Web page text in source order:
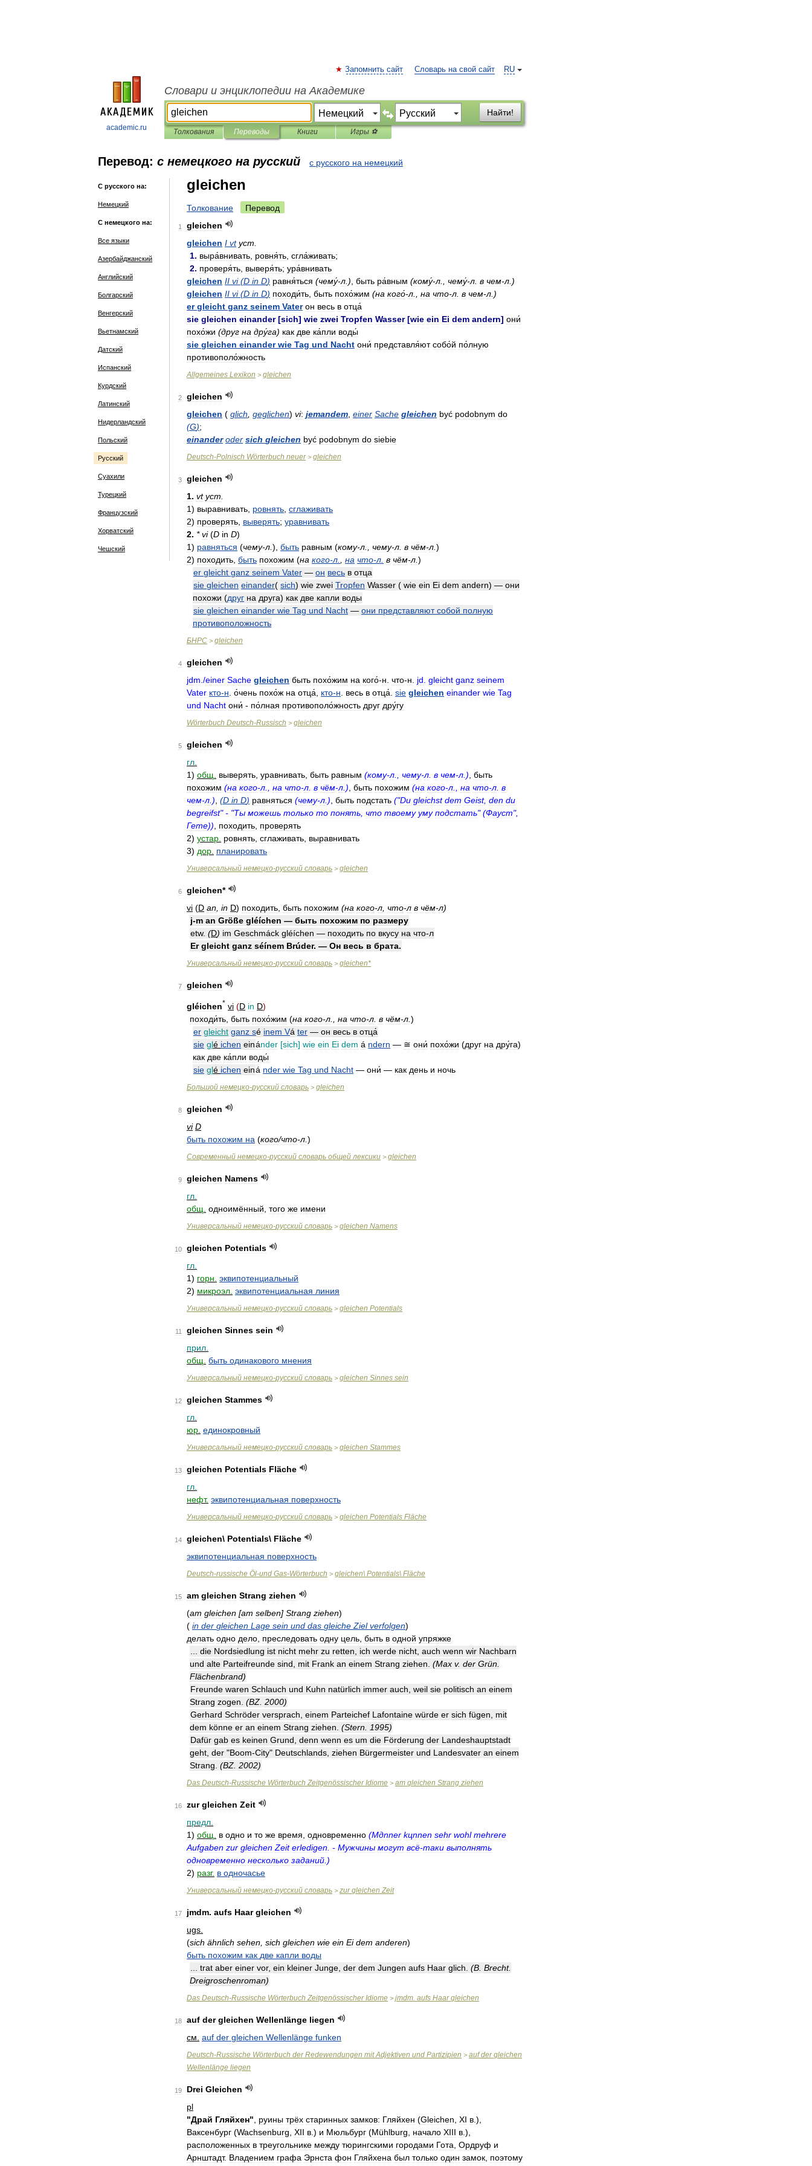
academic.ru
RU
Запомнить сайт Словарь на свой сайт
Словари и энциклопедии на Академике
Найти!
Толкования Переводы Книги Игры ⚽
Перевод: с немецкого на русский с русского на немецкий
С русского на:
Немецкий
С немецкого на:
Все языки
Азербайджанский
Английский
Болгарский
Венгерский
Вьетнамский
Датский
Испанский
Курдский
Латинский
Нидерландский
Польский
Русский
Суахили
Турецкий
Французский
Хорватский
Чешский
gleichen
Толкование Перевод
1
gleichen
gleichen I vt уст
1. выра́внивать ровня́ть сгла́живать;
2. проверя́ть выверя́ть; ура́внивать
gleichen II vi(D in D) равня́ться (чему́-л .) быть ра́вным (кому́-л чему́-л в чем-л .)
gleichen II vi(D in D) походи́ть быть похо́жим (на кого́-л на что-л в чем-л .)
er gleicht ganz seinem Vater он весь в отца́
sie gleichen einander[sich] wie zwei Tropfen Wasser[wie ein Ei dem andern] они́
похо́жи (друг на дру́га) как две ка́пли воды́
sie gleichen einander wie Tag und Nacht они́ представля́ют собо́й по́лную
противополо́жность
Allgemeines Lexikon > gleichen
2
gleichen
gleichen ( glich geglichen) vi: jemandem einer Sache gleichen być podobnym do
(G);
einander oder sich gleichen być podobnym do siebie
Deutsch-Polnisch Wörterbuch neuer> gleichen
3
gleichen
1. vt уст
1) выравнивать ровнять сглаживать
2) проверять выверять; уравнивать
2. *vi(D in D)
1) равняться (чему-л ) быть равным (кому-л чему-л в чём-л )
2) походить быть похожим (на кого-л на что-л в чём-л )
er gleicht ganz seinem Vater — он весь в отца
sie gleichen einander( sich) wie zwei Tropfen Wasser ( wie ein Ei dem andern) — они
похожи (друг на друга) как две капли воды
sie gleichen einander wie Tag und Nacht — они представляют собой полную
противоположность
БНРС > gleichen
4
gleichen
jdm ./einer Sache gleichen быть похо́жим на кого́-н что-н jd gleicht ganz seinem
Vater кто-н о́чень похо́ж на отца́ кто-н весь в отца́ sie gleichen einander wie Tag
und Nacht они́ - по́лная противополо́жность друг дру́гу
Wörterbuch Deutsch-Russisch > gleichen
5
gleichen
гл
1) общ выверять уравнивать быть равным (кому-л чему-л в чем-л .) быть
похожим (на кого-л на что-л в чём-л .) быть похожим (на кого-л на что-л в
чем-л .) (D in D) равняться (чему-л .) быть подстать ("Du gleichst dem Geist, den du
begreifst" - "Ты можешь только то понять что твоему уму подстать" (Фауст",
Гете)) походить проверять
2) устар ровнять сглаживать выравнивать
3) дор планировать
Универсальный немецко-русский словарь > gleichen
6 gleichen*
vi (D an in D) походить быть похожим (на кого-л что-л в чём-л)
j-m an Größe gléíchen — быть похожим по размеру
etw. (D) im Geschmáck gléíchen — походить по вкусу на что-л
Er gleicht ganz séínem Brúder. — Он весь в брата.
Универсальный немецко-русский словарь > gleichen*
7 gleichen
gléichen* vi (D in D)
походи́ть быть похо́жим (на кого-л на что-л в чём-л )
er gleicht ganz sé inem Vá ter — он весь в отца́
sie glé ichen einánder [sich] wie ein Ei dem á ndern — ≅ они́ похо́жи (друг на дру́га)
как две ка́пли воды́
sie glé ichen einá nder wie Tag und Nacht — они́ — как день и ночь
Большой немецко-русский словарь > gleichen
8
gleichen
vi D
быть похожим на (кого/что-л )
Современный немецко-русский словарь общей лексики > gleichen
9 gleichen Namens
гл
общ одноимённый того же имени
Универсальный немецко-русский словарь > gleichen Namens
10 gleichen Potentials
гл
1) горн эквипотенциальный
2) микроэл эквипотенциальная линия
Универсальный немецко-русский словарь > gleichen Potentials
11 gleichen Sinnes sein
прил
общ быть одинакового мнения
Универсальный немецко-русский словарь > gleichen Sinnes sein
12 gleichen Stammes
гл
юр единокровный
Универсальный немецко-русский словарь > gleichen Stammes
13 gleichen Potentials Fläche
гл
нефт. эквипотенциальная поверхность
Универсальный немецко-русский словарь > gleichen Potentials Fläche
14 gleichen\ Potentials\ Fläche
эквипотенциальная поверхность
Deutsch-russische Öl-und Gas-Wörterbuch > gleichen\ Potentials\ Fläche
15 am gleichen Strang ziehen
(am gleichen [am selben] Strang ziehen)
( in der gleichen Lage sein und das gleiche Ziel verfolgen)
делать одно дело преследовать одну цель быть в одной упряжке
die Nordsiedlung ist nicht mehr zu retten ich werde nicht auch wenn wir Nachbarn
und alte Parteifreunde sind mit Frank an einem Strang ziehen (Max v. der Grün
Flächenbrand)
Freunde waren Schlauch und Kuhn natürlich immer auch weil sie politisch an einem
Strang zogen (BZ 2000)
Gerhard Schröder versprach einem Parteichef Lafontaine würde er sich fügen
mit
dem könne er an einem Strang ziehen (Stern 1995)
Dafür gab es keinen Grund denn wenn es um die Förderung der Landeshauptstadt
geht der "Boom-City" Deutschlands ziehen Bürgermeister und Landesvater an einem
Strang (BZ 2002)
Das Deutsch-Russische Wörterbuch Zeitgenössischer Idiome > am gleichen Strang ziehen
16 zur gleichen Zeit
предл
1) общ в одно и то же время одновременно (Mдnner kцnnen sehr wohl mehrere
Aufgaben zur gleichen Zeit erledigen . - Мужчины могут всё-таки выполнять
одновременно несколько заданий .)
2) разг. в одночасье
Универсальный немецко-русский словарь > zur gleichen Zeit
17 jmdm. aufs Haar gleichen
ugs
(sich ähnlich sehen sich gleichen wie ein Ei dem anderen)
быть похожим как две капли воды
trat aber einer vor, ein kleiner Junge der dem Jungen aufs Haar glich (B Brecht.
Dreigroschenroman)
Das Deutsch-Russische Wörterbuch Zeitgenössischer Idiome > jmdm aufs Haar gleichen
18 auf der gleichen Wellenlänge liegen
см auf der gleichen Wellenlänge funken
Deutsch-Russische Wörterbuch der Redewendungen mit Adjektiven und Partizipien > auf der gleichen
Wellenlänge liegen
19 Drei Gleichen
pl
"Драй Гляйхен" руины трёх старинных замков: Гляйхен (Gleichen XI в .),
Ваксенбург (Wachsenburg XII в .) и Мюльбург (Mühlburg начало XIII в .),
расположенных в треугольнике между тюрингскими городами Гота Ордруф и
Арнштадт. Владением графа Эрнста фон Гляйхена был только один замок поэтому